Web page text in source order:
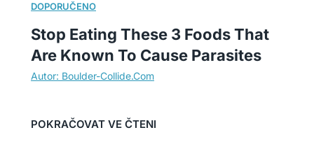
Stop Eating These 3 Foods That
Are Known To Cause Parasites